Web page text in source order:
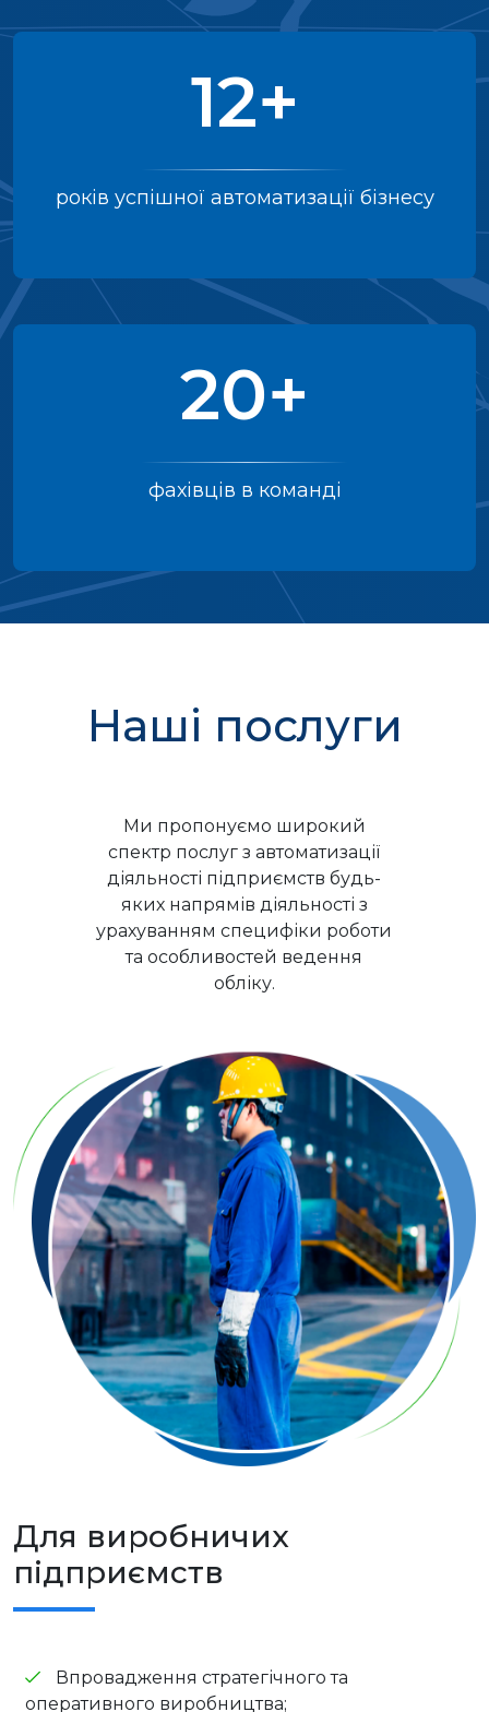
12+
років успішної автоматизації бізнесу
20+
фахівців в команді
Наші послуги
Ми пропонуємо широкий
спектр послуг з автоматизації
діяльності підприємств будь-
яких напрямів діяльності з
урахуванням специфіки роботи
та особливостей ведення
обліку.
Для виробничих
підприємств
Впровадження стратегічного та
оперативного виробництва;